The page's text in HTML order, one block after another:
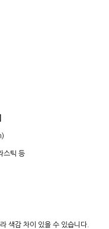
스틱 등
색감 차이 있을 수 있습니다.